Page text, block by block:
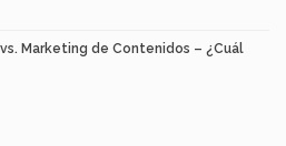
Marketing de Contenidos – ¿Cuál